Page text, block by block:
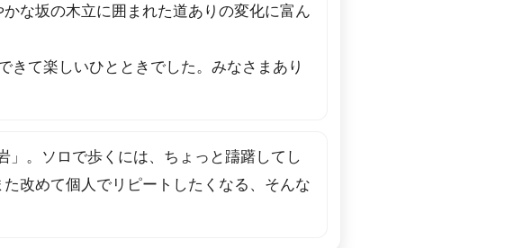
な坂の木立に囲まれた道ありの変化に富ん
きて楽しいひとときでした。みなさまあり
」。ソロで歩くには、ちょっと躊躇してし
改めて個人でリピートしたくなる、そんな